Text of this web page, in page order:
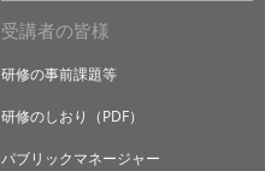
受講者の皆様
研修の事前課題等
研修のしおり（PDF）
パブリックマネージャー